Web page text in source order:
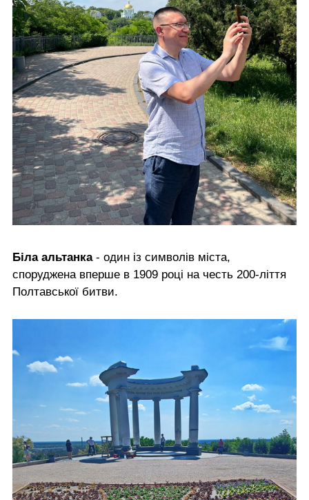
Біла альтанка- один із символів міста,
споруджена вперше в 1909 році на честь 200-ліття
Полтавської битви.